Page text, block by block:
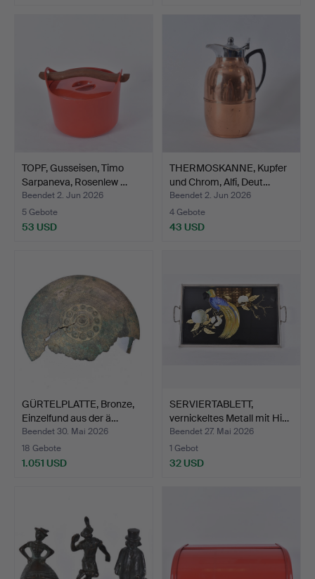
TOPF, Gusseisen, Timo
Sarpaneva, Rosenlew …
Beendet 2. Jun 2026
5 Gebote
53 USD
THERMOSKANNE, Kupfer
und Chrom, Alfi, Deut…
Beendet 2. Jun 2026
4 Gebote
43 USD
GÜRTELPLATTE, Bronze,
Einzelfund aus der ä…
Beendet 30. Mai 2026
18 Gebote
1.051 USD
SERVIERTABLETT,
vernickeltes Metall mit Hi…
Beendet 27. Mai 2026
1 Gebot
32 USD